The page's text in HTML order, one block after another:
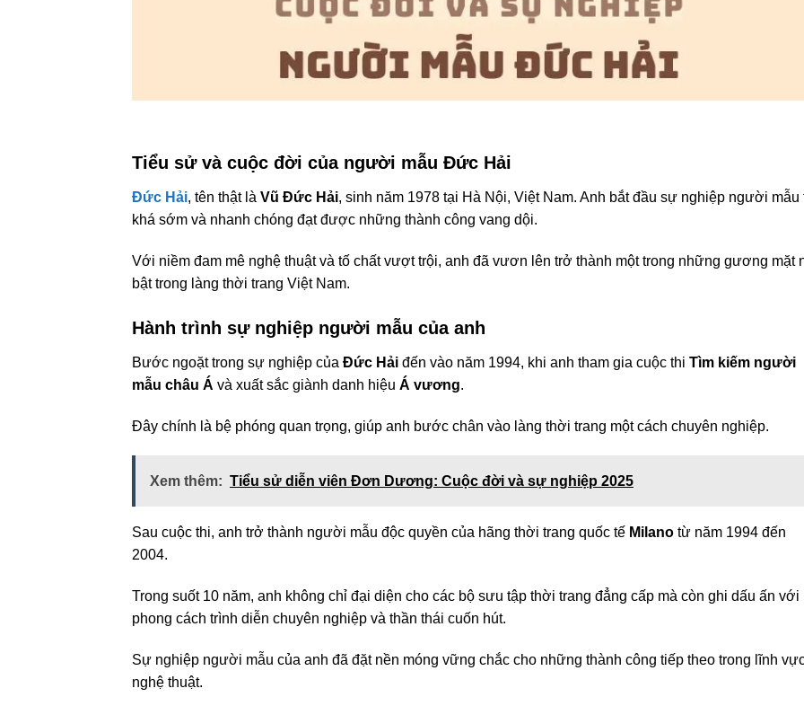
Tiểu sử và cuộc đời của người mẫu Đức Hải
Đức Hải, tên thật là Vũ Đức Hải, sinh năm 1978 tại Hà Nội, Việt Nam. Anh bắt đầu sự nghiệp người mẫu
khá sớm và nhanh chóng đạt được những thành công vang dội.
Với niềm đam mê nghệ thuật và tố chất vượt trội, anh đã vươn lên trở thành một trong những gương mặt
bật trong làng thời trang Việt Nam.
Hành trình sự nghiệp người mẫu của anh
Bước ngoặt trong sự nghiệp của Đức Hải đến vào năm 1994, khi anh tham gia cuộc thi Tìm kiếm người
mẫu châu Á và xuất sắc giành danh hiệu Á vương.
Đây chính là bệ phóng quan trọng, giúp anh bước chân vào làng thời trang một cách chuyên nghiệp.
Xem thêm: Tiểu sử diễn viên Đơn Dương: Cuộc đời và sự nghiệp 2025
Sau cuộc thi, anh trở thành người mẫu độc quyền của hãng thời trang quốc tế Milano từ năm 1994 đến
2004.
Trong suốt 10 năm, anh không chỉ đại diện cho các bộ sưu tập thời trang đẳng cấp mà còn ghi dấu ấn với
phong cách trình diễn chuyên nghiệp và thần thái cuốn hút.
Sự nghiệp người mẫu của anh đã đặt nền móng vững chắc cho những thành công tiếp theo trong lĩnh
nghệ thuật.